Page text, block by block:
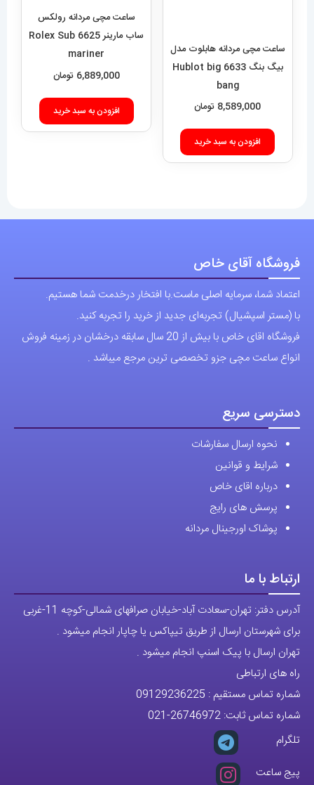
8,589,000 تومان
افزودن به سبد خرید
ساعت مچی مردانه رولکس
ساب مارینر 6625 Rolex Sub
mariner
6,889,000 تومان
افزودن به سبد خرید
اعتماد شما، سرمایه اصلی ماست.با افتخار درخدمت شما هستیم.
با (مستر اسپشیال) تجربه‌ای جدید از خرید را تجربه کنید.
فروشگاه اقای خاص با بیش از 20 سال سابقه درخشان در زمینه فروش
انواع ساعت مچی جزو تخصصی ترین مرجع میباشد .
نحوه ارسال سفارشات
شرایط و قوانین
درباره اقای خاص
پرسش های رایج
پوشاک اورجینال مردانه
آدرس دفتر: تهران-سعادت آباد-خیابان صرافهای شمالی-کوچه 11-غربی
برای شهرستان ارسال از طریق تیپاکس یا چاپار انجام میشود .
تهران ارسال با پیک اسنپ انجام میشود .
راه های ارتباطی
شماره تماس مستقیم :
09129236225
شماره تماس ثابت:
تلگرام
پیج ساعت